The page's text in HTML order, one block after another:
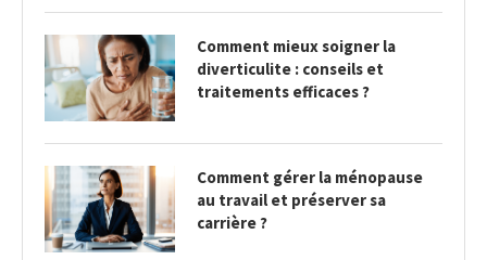
Comment mieux soigner la
diverticulite : conseils et
traitements efficaces ?
Comment gérer la ménopause
au travail et préserver sa
carrière ?